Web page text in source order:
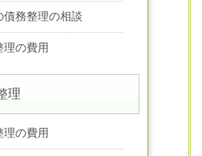
債務整理の相談
理の費用
理
理の費用